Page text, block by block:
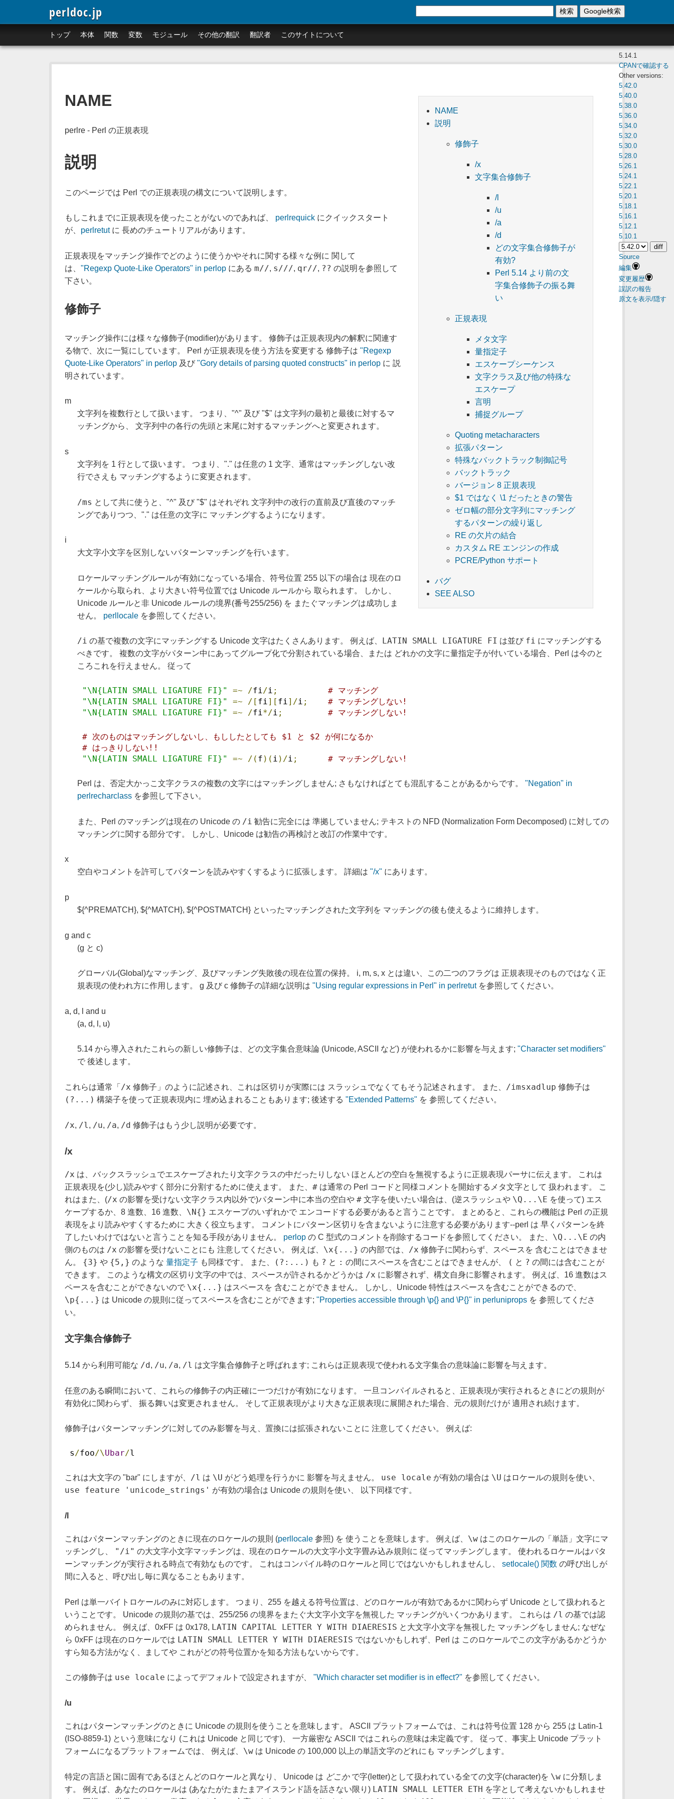
perldoc.jp
トップ 本体 関数 変数 モジュール その他の翻訳 翻訳者 このサイトについて
検索 Google検索
5.14.1
CPANで確認する
Other versions:
5.42.0
5.40.0
5.38.0
5.36.0
5.34.0
5.32.0
5.30.0
5.28.0
5.26.1
5.24.1
5.22.1
5.20.1
5.18.1
5.16.1
5.12.1
5.10.1
Source
編集
変更履歴
誤訳の報告
原文を表示/隠す
NAME
説明
修飾子
/x
文字集合修飾子
/l
/u
/a
/d
どの文字集合修飾子が
有効?
Perl 5.14 より前の文
字集合修飾子の振る舞
い
正規表現
メタ文字
量指定子
エスケープシーケンス
文字クラス及び他の特殊な
エスケープ
言明
捕捉グループ
Quoting metacharacters
拡張パターン
特殊なバックトラック制御記号
バックトラック
バージョン 8 正規表現
$1 ではなく \1 だったときの警告
ゼロ幅の部分文字列にマッチング
するパターンの繰り返し
RE の欠片の結合
カスタム RE エンジンの作成
PCRE/Python サポート
バグ
SEE ALSO
NAME
perlre - Perl の正規表現
説明
このページでは Perl での正規表現の構文について説明します。
もしこれまでに正規表現を使ったことがないのであれば、 perlrequickにクイックスタート
が、 perlretutに 長めのチュートリアルがあります。
正規表現をマッチング操作でどのように使うかやそれに関する様々な例に 関して
は、 "Regexp Quote-Like Operators" in perlopにある m//, s///, qr//, ?? の説明を参照して
下さい。
修飾子
マッチング操作には様々な修飾子(modifier)があります。 修飾子は正規表現内の解釈に関連す
る物で、次に一覧にしています。 Perl が正規表現を使う方法を変更する 修飾子は "Regexp
Quote-Like Operators" in perlop及び "Gory details of parsing quoted constructs" in perlopに 説
明されています。
m
文字列を複数行として扱います。 つまり、"^" 及び "$" は文字列の最初と最後に対するマ
ッチングから、 文字列中の各行の先頭と末尾に対するマッチングへと変更されます。
s
文字列を 1 行として扱います。 つまり、"." は任意の 1 文字、通常はマッチングしない改
行でさえも マッチングするように変更されます。
/ms として共に使うと、"^" 及び "$" はそれぞれ 文字列中の改行の直前及び直後のマッチ
ングでありつつ、"." は任意の文字に マッチングするようになります。
i
大文字小文字を区別しないパターンマッチングを行います。
ロケールマッチングルールが有効になっている場合、符号位置 255 以下の場合は 現在のロ
ケールから取られ、より大きい符号位置では Unicode ルールから 取られます。 しかし、
Unicode ルールと非 Unicode ルールの境界(番号255/256) を またぐマッチングは成功しま
せん。 perllocale を参照してください。
/i の基で複数の文字にマッチングする Unicode 文字はたくさんあります。 例えば、 LATIN SMALL LIGATURE FI は並び fi にマッチングする
べきです。 複数の文字がパターン中にあってグループ化で分割されている場合、または どれかの文字に量指定子が付いている場合、Perl は今のと
ころこれを行えません。 従って
"\N{LATIN SMALL LIGATURE FI}" =~ /fi/i ;
# マッチング
"\N{LATIN SMALL LIGATURE FI}"
=~ /[ fi][ fi]/i ;
# マッチングしない!
"\N{LATIN SMALL LIGATURE FI}"
=~ /fi*/i ; # マッチングしない!
# 次のものはマッチングしないし、もししたとしても $1 と $2 が何になるか
# はっきりしない!!
"\N{LATIN SMALL LIGATURE FI}"
=~ /( f )( i )/i ; # マッチングしない!
Perl は、否定大かっこ文字クラスの複数の文字にはマッチングしません; さもなければとても混乱することがあるからです。"Negation" in
perlrecharclass を参照して下さい。
また、Perl のマッチングは現在の Unicode の /i 勧告に完全には 準拠していません; テキストの NFD (Normalization Form Decomposed) に対しての
マッチングに関する部分です。 しかし、Unicode は勧告の再検討と改訂の作業中です。
x
空白やコメントを許可してパターンを読みやすくするように拡張します。 詳細は"/x" にあります。
p
${^PREMATCH}, ${^MATCH}, ${^POSTMATCH} といったマッチングされた文字列を マッチングの後も使えるように維持します。
g and c
(g と c)
グローバル(Global)なマッチング、及びマッチング失敗後の現在位置の保持。 i, m, s, x とは違い、この二つのフラグは 正規表現そのものではなく正
規表現の使われ方に作用します。 g 及び c 修飾子の詳細な説明は"Using regular expressions in Perl" in perlretutを参照してください。
a, d, l and u
(a, d, l, u)
5.14 から導入されたこれらの新しい修飾子は、どの文字集合意味論 (Unicode, ASCII など) が使われるかに影響を与えます;"Character set modifiers"
で 後述します。
これらは通常「 /x 修飾子」のように記述され、これは区切りが実際には スラッシュでなくてもそう記述されます。 また、 /imsxadlup 修飾子は
(?...) 構築子を使って正規表現内に 埋め込まれることもあります; 後述する "Extended Patterns" を 参照してください。
/x, /l , /u, /a, /d 修飾子はもう少し説明が必要です。
/x
/x は、バックスラッシュでエスケープされたり文字クラスの中だったりしない ほとんどの空白を無視するように正規表現パーサに伝えます。 これは
正規表現を(少し)読みやすく部分に分割するために使えます。 また、 #は通常の Perl コードと同様コメントを開始するメタ文字として 扱われます。 こ
れはまた、(/x の影響を受けない文字クラス内以外で)パターン中に本当の空白や #文字を使いたい場合は、(逆スラッシュや \Q...\E を使って) エス
ケープするか、8 進数、16 進数、 \N{} エスケープのいずれかで エンコードする必要があると言うことです。 まとめると、これらの機能は Perl の正規
表現をより読みやすくするために 大きく役立ちます。 コメントにパターン区切りを含まないように注意する必要があります--perl は 早くパターンを終
了したいわけではないと言うことを知る手段がありません。 perlopの C 型式のコメントを削除するコードを参照してください。 また、 \Q...\E の内
側のものは /x の影響を受けないことにも 注意してください。 例えば、 \x{...} の内部では、 /x 修飾子に関わらず、スペースを 含むことはできませ
ん。 {3} や {5,} のような 量指定子 も同様です。 また、 (?:...) も ? と : の間にスペースを含むことはできませんが、 ( と ? の間には含むことが
できます。 このような構文の区切り文字の中では、スペースが許されるかどうかは /x に影響されず、構文自身に影響されます。 例えば、16 進数はス
ペースを含むことができないので \x{...} はスペースを 含むことができません。 しかし、Unicode 特性はスペースを含むことができるので、
\p{...} は Unicode の規則に従ってスペースを含むことができます; "Properties accessible through \p{} and \P{}" in perlunipropsを 参照してくださ
い。
文字集合修飾子
5.14 から利用可能な /d, /u, /a, /l は文字集合修飾子と呼ばれます; これらは正規表現で使われる文字集合の意味論に影響を与えます。
任意のある瞬間において、これらの修飾子の内正確に一つだけが有効になります。 一旦コンパイルされると、正規表現が実行されるときにどの規則が
有効化に関わらず、 振る舞いは変更されません。 そして正規表現がより大きな正規表現に展開された場合、元の規則だけが 適用され続けます。
修飾子はパターンマッチングに対してのみ影響を与え、置換には拡張されないことに 注意してください。 例えば:
s/foo/\Ubar/l
これは大文字の "bar" にしますが、 /l は \U がどう処理を行うかに 影響を与えません。 use locale が有効の場合は \U はロケールの規則を使い、
use feature 'unicode_strings' が有効の場合は Unicode の規則を使い、 以下同様です。
/l
これはパターンマッチングのときに現在のロケールの規則 (perllocale参照) を 使うことを意味します。 例えば、 \wはこのロケールの「単語」文字にマ
ッチングし、
"/i" の大文字小文字マッチングは、現在のロケールの大文字小文字畳み込み規則に 従ってマッチングします。 使われるロケールはパタ
ーンマッチングが実行される時点で有効なものです。 これはコンパイル時のロケールと同じではないかもしれませんし、 setlocale() 関数 の呼び出しが
間に入ると、呼び出し毎に異なることもあります。
Perl は単一バイトロケールのみに対応します。 つまり、255 を越える符号位置は、どのロケールが有効であるかに関わらず Unicode として扱われると
いうことです。 Unicode の規則の基では、255/256 の境界をまたぐ大文字小文字を無視した マッチングがいくつかあります。 これらは /l の基では認
められません。 例えば、0xFF は 0x178, LATIN CAPITAL LETTER Y WITH DIAERESIS と大文字小文字を無視した マッチングをしません; なぜな
ら 0xFF は現在のロケールでは LATIN SMALL LETTER Y WITH DIAERESIS ではないかもしれず、Perl は このロケールでこの文字があるかどうか
すら知る方法がなく、ましてや これがどの符号位置かを知る方法もないからです。
この修飾子は use locale によってデフォルトで設定されますが、 "Which character set modifier is in effect?" を参照してください。
/u
これはパターンマッチングのときに Unicode の規則を使うことを意味します。 ASCII プラットフォームでは、これは符号位置 128 から 255 は Latin-1
(ISO-8859-1) という意味になり (これは Unicode と同じです)、 一方厳密な ASCII ではこれらの意味は未定義です。 従って、事実上 Unicode プラット
フォームになるプラットフォームでは、 例えば、 \wは Unicode の 100,000 以上の単語文字のどれにも マッチングします。
特定の言語と国に固有であるほとんどのロケールと異なり、 Unicode は どこかで字(letter)として扱われている全ての文字(character)を \wに分類しま
す。 例えば、あなたのロケールは (あなたがたまたまアイスランド語を話さない限り) LATIN SMALL LETTER ETH を字として考えないかもしれませ